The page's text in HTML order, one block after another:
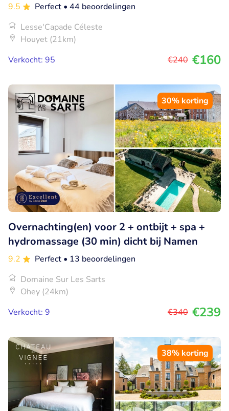
9.5 Perfect • 44 beoordelingen
Lesse'Capade Céleste
Houyet (21km)
Verkocht: 95
€240 €160
30% korting
Overnachting(en) voor 2 + ontbijt + spa +
hydromassage (30 min) dicht bij Namen
9.2 Perfect • 13 beoordelingen
Domaine Sur Les Sarts
Ohey (24km)
Verkocht: 9
€340 €239
38% korting